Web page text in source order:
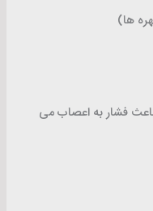
ها)
فشار به اعصاب می